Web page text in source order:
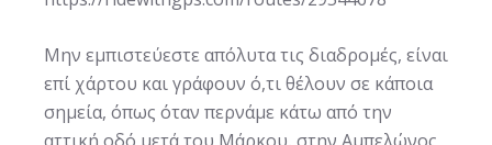
Μην εμπιστεύεστε απόλυτα τις διαδρομές, είναι
επί χάρτου και γράφουν ό,τι θέλουν σε κάποια
σημεία, όπως όταν περνάμε κάτω από την